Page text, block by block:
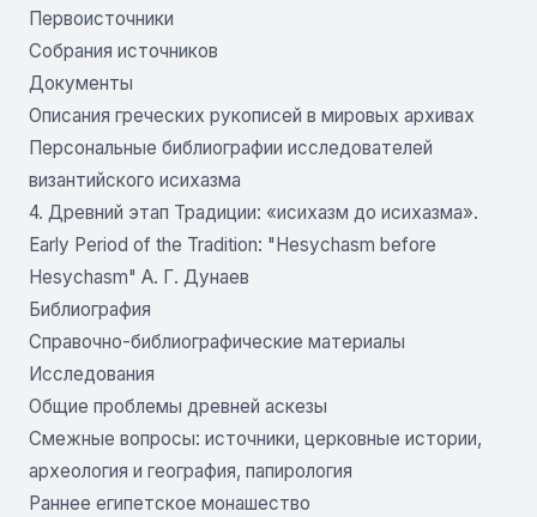
Первоисточники
Собрания источников
Документы
Описания греческих рукописей в мировых архивах
Персональные библиографии исследователей
византийского исихазма
4. Древний этап Традиции: «исихазм до исихазма».
Early Period of the Tradition: "Hesychasm before
Hesychasm" А. Г. Дунаев
Библиография
Справочно-библиографические материалы
Исследования
Общие проблемы древней аскезы
Смежные вопросы: источники, церковные истории,
археология и география, папирология
Раннее египетское монашество